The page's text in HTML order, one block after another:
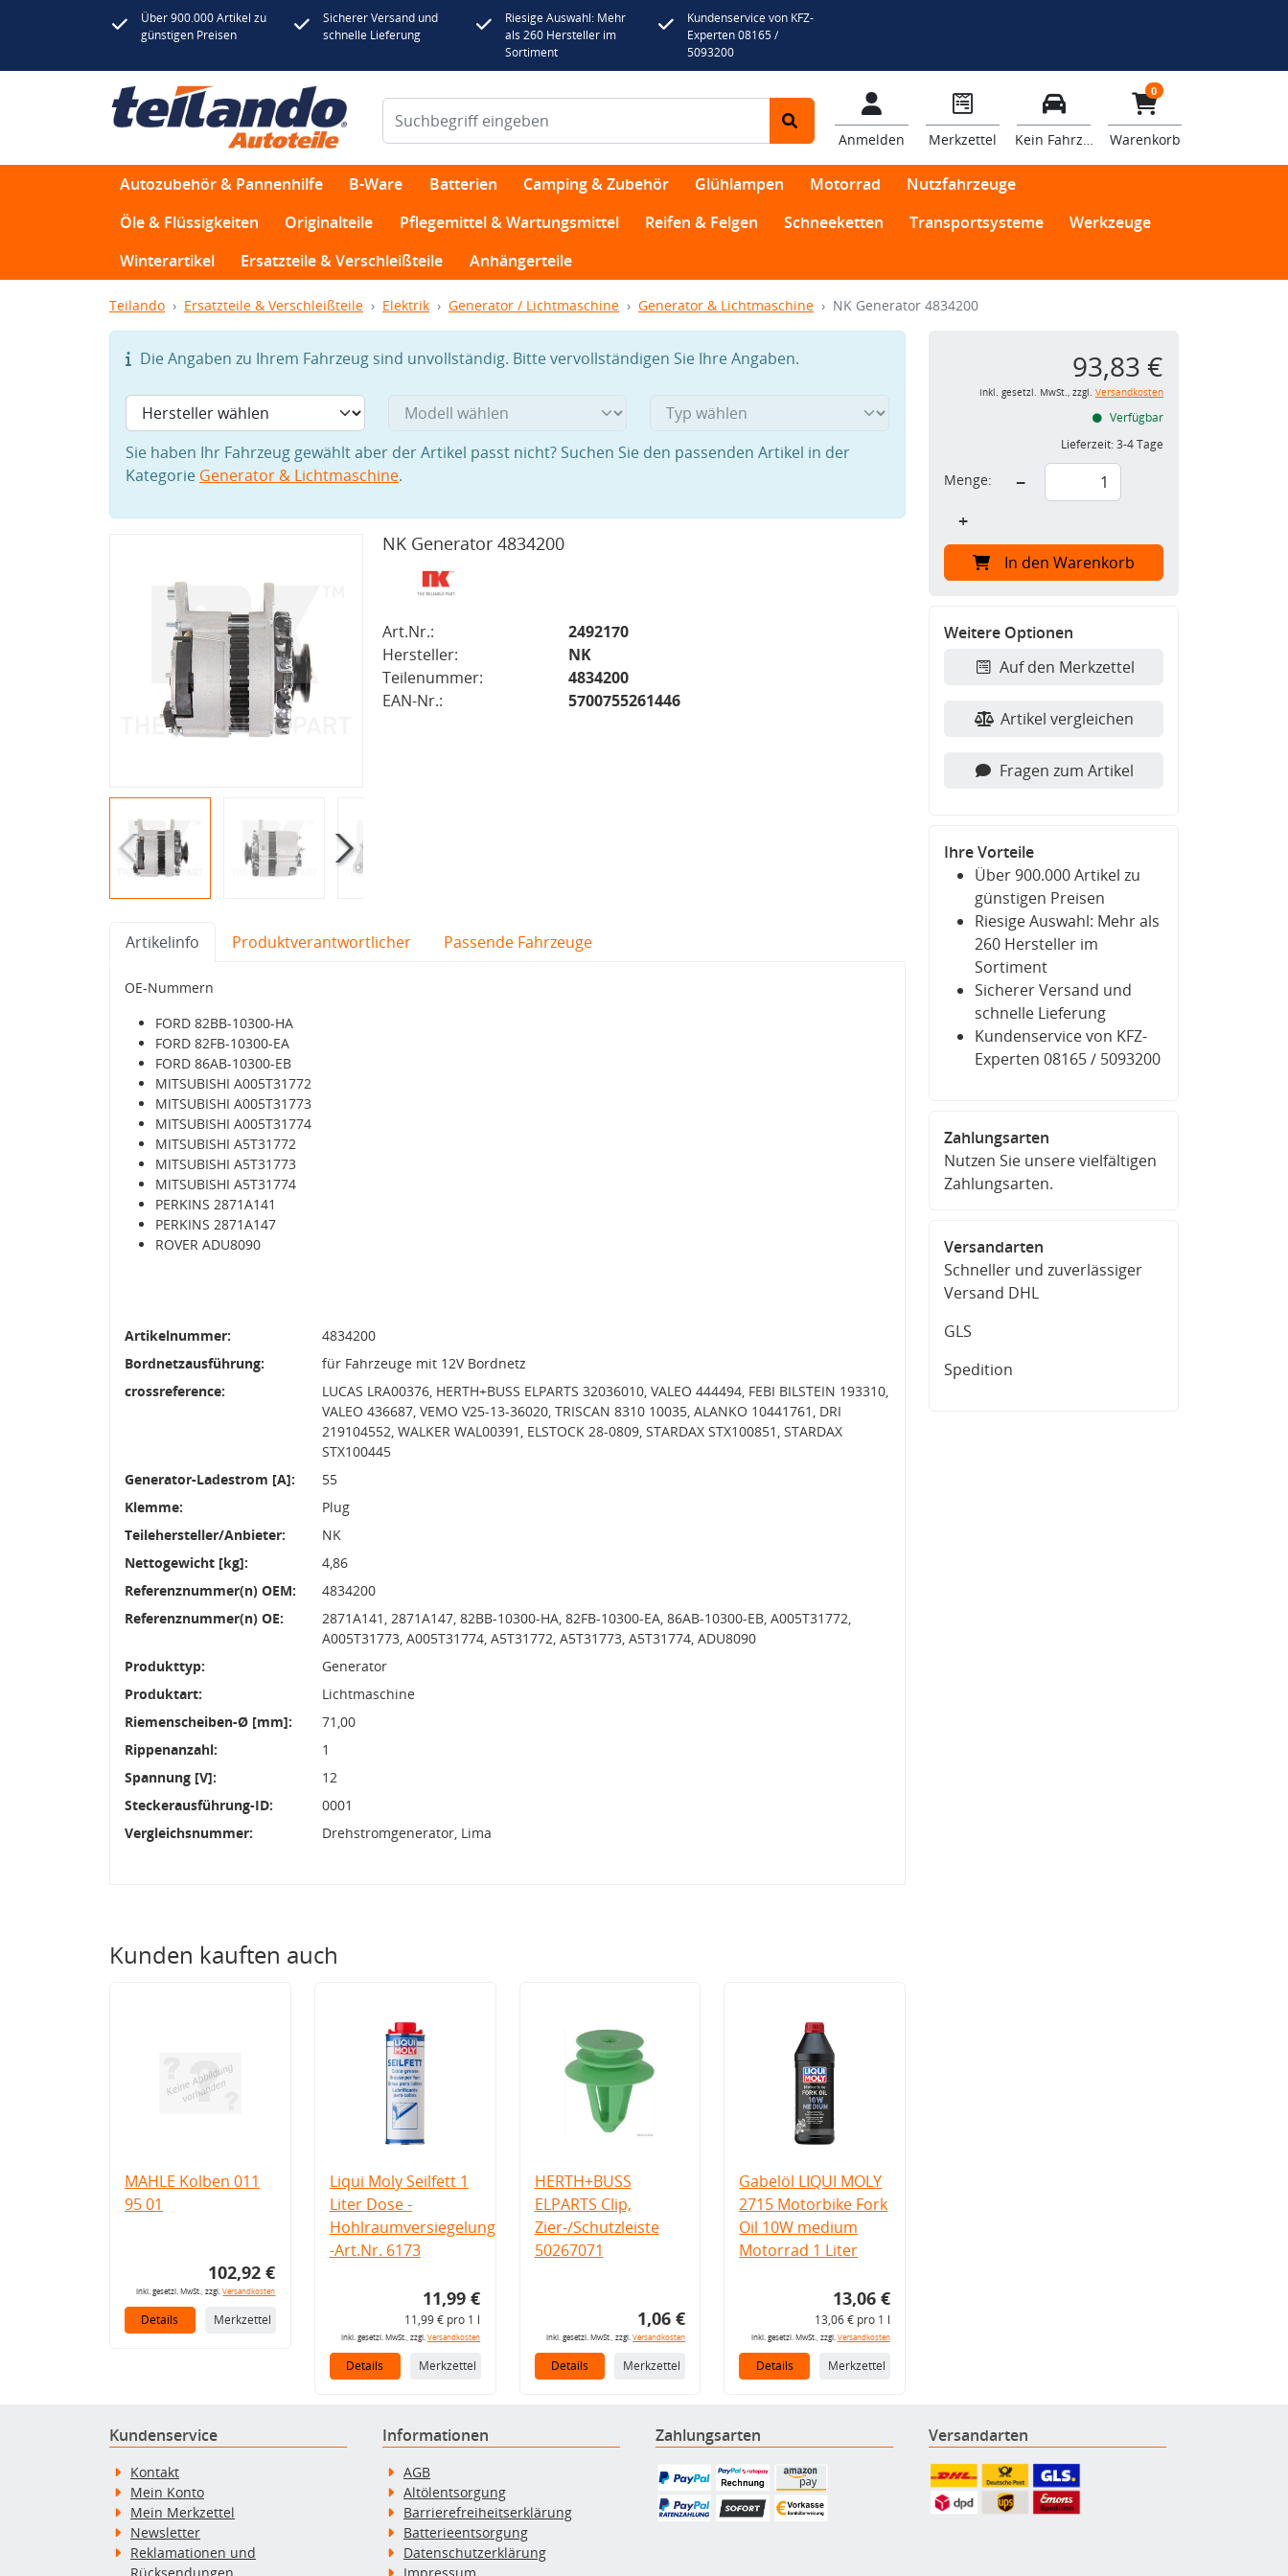
Über 900.000 Artikel zu
günstigen Preisen
Sicherer Versand und
schnelle Lieferung
Riesige Auswahl: Mehr
als 260 Hersteller im
Sortiment
Kundenservice von KFZ-
Experten 08165 /
5093200
Anmelden Merkzettel Kein Fahrzeug
0
Warenkorb
Autozubehör & Pannenhilfe B-Ware Batterien Camping & Zubehör Glühlampen Motorrad
Nutzfahrzeuge
Öle & Flüssigkeiten
Originalteile Pflegemittel & Wartungsmittel Reifen & Felgen Schneeketten Transportsysteme
Werkzeuge
Winterartikel
Ersatzteile & Verschleißteile Anhängerteile
Teilando Ersatzteile & Verschleißteile Elektrik Generator / Lichtmaschine Generator & Lichtmaschine NK Generator 4834200
Die Angaben zu Ihrem Fahrzeug sind unvollständig. Bitte vervollständigen Sie Ihre Angaben.
Sie haben Ihr Fahrzeug gewählt aber der Artikel passt nicht? Suchen Sie den passenden Artikel in der
Kategorie Generator & Lichtmaschine.
NK Generator 4834200
Art.Nr.:
2492170
Hersteller:
NK
Teilenummer:
4834200
EAN-Nr.:
5700755261446
Artikelinfo Produktverantwortlicher Passende Fahrzeuge
OE-Nummern
FORD 82BB-10300-HA
FORD 82FB-10300-EA
FORD 86AB-10300-EB
MITSUBISHI A005T31772
MITSUBISHI A005T31773
MITSUBISHI A005T31774
MITSUBISHI A5T31772
MITSUBISHI A5T31773
MITSUBISHI A5T31774
PERKINS 2871A141
PERKINS 2871A147
ROVER ADU8090
Artikelnummer:
4834200
Bordnetzausführung:
für Fahrzeuge mit 12V Bordnetz
crossreference:
LUCAS LRA00376, HERTH+BUSS ELPARTS 32036010, VALEO 444494, FEBI BILSTEIN 193310,
VALEO 436687, VEMO V25-13-36020, TRISCAN 8310 10035, ALANKO 10441761, DRI
219104552, WALKER WAL00391, ELSTOCK 28-0809, STARDAX STX100851, STARDAX
STX100445
Generator-Ladestrom [A]:
55
Klemme:
Plug
Teilehersteller/Anbieter:
NK
Nettogewicht [kg]:
4,86
Referenznummer(n) OEM:
4834200
Referenznummer(n) OE:
2871A141, 2871A147, 82BB-10300-HA, 82FB-10300-EA, 86AB-10300-EB, A005T31772,
A005T31773, A005T31774, A5T31772, A5T31773, A5T31774, ADU8090
Produkttyp:
Generator
Produktart:
Lichtmaschine
Riemenscheiben-Ø [mm]:
71,00
Rippenanzahl:
1
Spannung [V]:
12
Steckerausführung-ID:
0001
Vergleichsnummer:
Drehstromgenerator, Lima
Kunden kauften auch
MAHLE Kolben 011
95 01
102,92 €
inkl. gesetzl. MwSt., zzgl.Versandkosten
Details Merkzettel
Liqui Moly Seilfett 1
Liter Dose -
Hohlraumversiegelung
-Art.Nr. 6173
11,99 €
11,99 € pro 1 l
inkl. gesetzl. MwSt., zzgl.Versandkosten
Details Merkzettel
HERTH+BUSS
ELPARTS Clip,
Zier-/Schutzleiste
50267071
1,06 €
inkl. gesetzl. MwSt., zzgl. Versandkosten
Details Merkzettel
Gabelöl LIQUI MOLY
2715 Motorbike Fork
Oil 10W medium
Motorrad 1 Liter
13,06 €
13,06 € pro 1 l
inkl. gesetzl. MwSt., zzgl. Versandkosten
Details Merkzettel
93,83 €
inkl. gesetzl. MwSt., zzgl. Versandkosten
Verfügbar
Lieferzeit:3-4 Tage
Menge:
−
+
In den Warenkorb
Weitere Optionen
Auf den Merkzettel
Artikel vergleichen
Fragen zum Artikel
Ihre Vorteile
Über 900.000 Artikel zu
günstigen Preisen
Riesige Auswahl: Mehr als
260 Hersteller im
Sortiment
Sicherer Versand und
schnelle Lieferung
Kundenservice von KFZ-
Experten 08165 / 5093200
Zahlungsarten
Nutzen Sie unsere vielfältigen
Zahlungsarten.
Versandarten
Schneller und zuverlässiger
Versand DHL
GLS
Spedition
Kundenservice
Kontakt
Mein Konto
Mein Merkzettel
Newsletter
Reklamationen und
Informationen
AGB
Altölentsorgung
Barrierefreiheitserklärung
Batterieentsorgung
Datenschutzerklärung
Zahlungsarten Versandarten